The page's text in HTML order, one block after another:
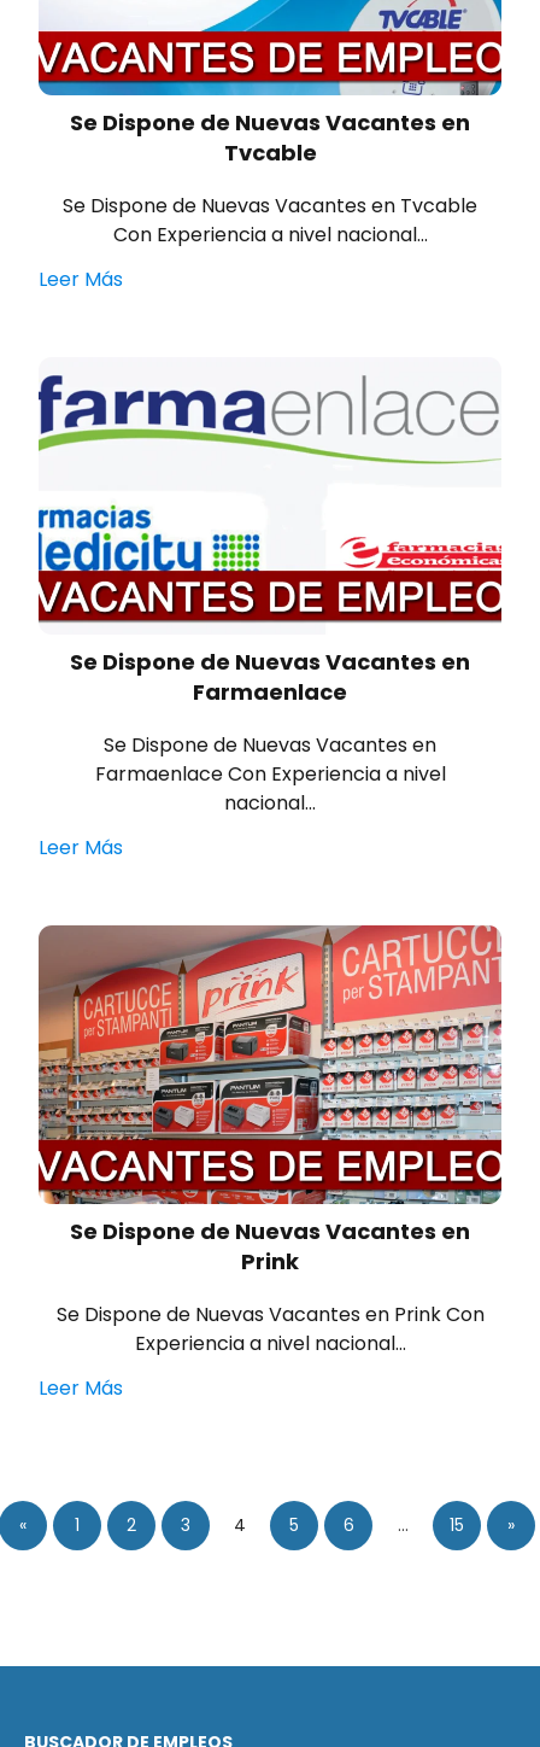
Se Dispone de Nuevas Vacantes en
Tvcable
Se Dispone de Nuevas Vacantes en Tvcable
Con Experiencia a nivel nacional…
Leer Más
Se Dispone de Nuevas Vacantes en
Farmaenlace
Se Dispone de Nuevas Vacantes en
Farmaenlace Con Experiencia a nivel
nacional…
Leer Más
Se Dispone de Nuevas Vacantes en
Prink
Se Dispone de Nuevas Vacantes en Prink Con
Experiencia a nivel nacional…
Leer Más
« 1 2 3 4 5 6 … 15 »
BUSCADOR DE EMPLEOS